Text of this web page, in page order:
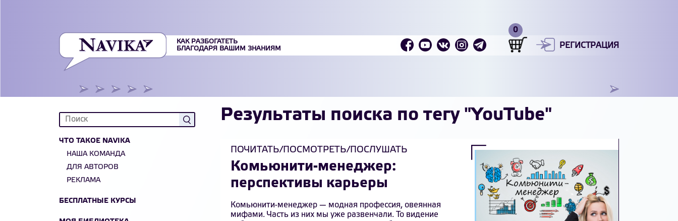
КАК РАЗБОГАТЕТЬ
БЛАГОДАРЯ ВАШИМ ЗНАНИЯМ
РЕГИСТРАЦИЯ
ЧТО ТАКОЕ NAVIKA
НАША КОМАНДА
ДЛЯ АВТОРОВ
РЕКЛАМА
БЕСПЛАТНЫЕ КУРСЫ
Результаты поиска по тегу "YouTube"
ПОЧИТАТЬ/ПОСМОТРЕТЬ/ПОСЛУШАТЬ
Комьюнити-менеджер:
перспективы карьеры
Комьюнити-менеджер — модная профессия, овеянная
мифами. Часть из них мы уже развенчали. То видение